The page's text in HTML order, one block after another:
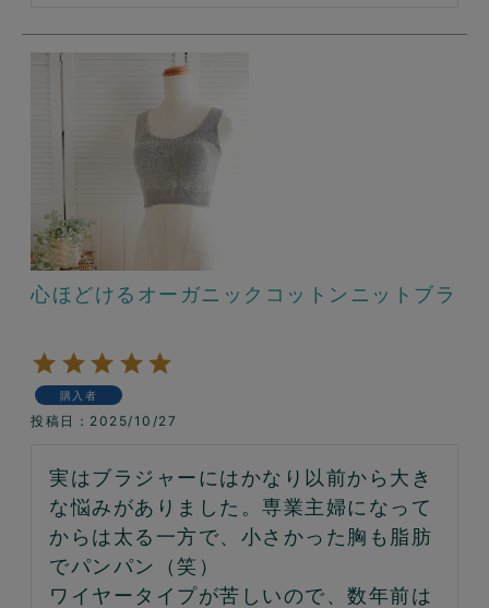
心ほどけるオーガニックコットンニットブラ
購入者
投稿日 2025/10/27
実はブラジャーにはかなり以前から大き
な悩みがありました。専業主婦になって
からは太る一方で、小さかった胸も脂肪
でパンパン（笑）
ワイヤータイプが苦しいので、数年前は